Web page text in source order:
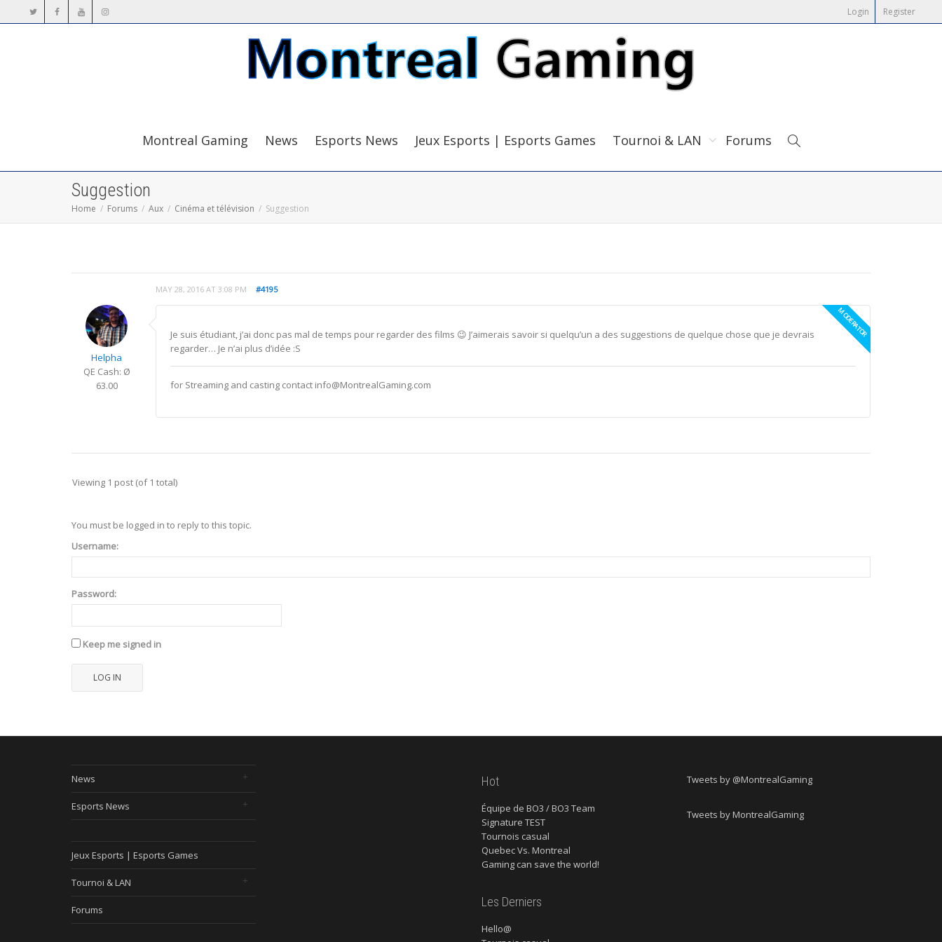
Login Register
Montreal Gaming News Esports News Jeux Esports | Esports Games Tournoi & LAN Forums
Suggestion
Home Forums Aux Cinéma et télévision Suggestion
MAY 28, 2016 AT 3:08 PM #4195
Helpha
MODERATOR
QE Cash: Ø
63.00
Je suis étudiant, j’ai donc pas mal de temps pour regarder des films 😉 J’aimerais savoir si quelqu’un a des suggestions de quelque chose que je devrais
regarder… Je n’ai plus d’idée :S
for Streaming and casting contact info@MontrealGaming.com
Viewing 1 post (of 1 total)
You must be logged in to reply to this topic.
Username:
Password:
Keep me signed in
LOG IN
News
Esports News
Jeux Esports | Esports Games
Tournoi & LAN
Forums
Hot
Équipe de BO3 / BO3 Team
Signature TEST
Tournois casual
Quebec Vs. Montreal
Gaming can save the world!
Les Derniers
Hello@
Tweets by @MontrealGaming
Tweets by MontrealGaming